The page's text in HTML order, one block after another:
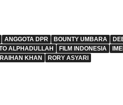
ANGGOTA DPR BOUNTY UMBARA
ALPHADULLAH FILM INDONESIA
RAIHAN KHAN RORY ASYARI